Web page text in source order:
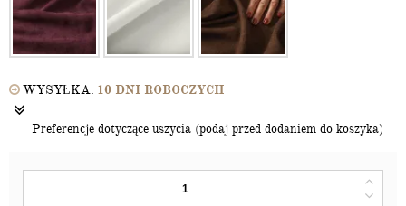
WYSYŁKA: 10 DNI ROBOCZYCH
Preferencje dotyczące uszycia (podaj przed dodaniem do koszyka)